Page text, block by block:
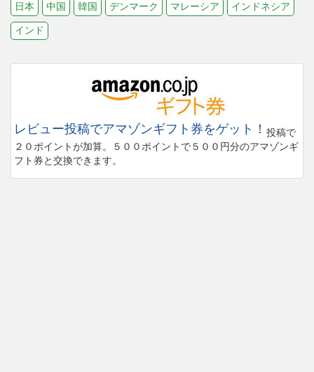
日本
中国 韓国 デンマーク マレーシア インドネシア
インド
レビュー投稿でアマゾンギフト券をゲット！ 投稿で
２０ポイントが加算。５００ポイントで５００円分のアマゾンギ
フト券と交換できます。